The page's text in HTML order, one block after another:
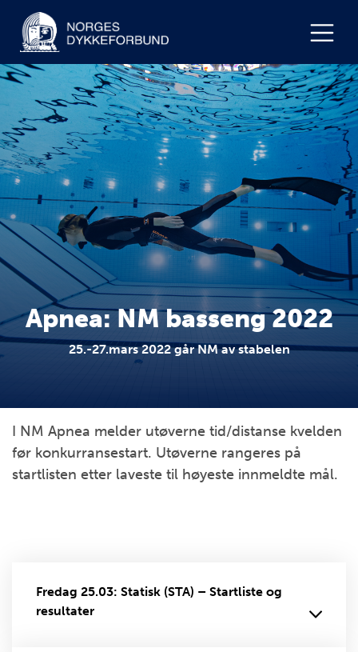
Apnea: NM basseng 2022
25.-27.mars 2022 går NM av stabelen
I NM Apnea melder utøverne tid/distanse kvelden
før konkurransestart. Utøverne rangeres på
startlisten etter laveste til høyeste innmeldte mål.
Fredag 25.03: Statisk (STA) – Startliste og
resultater